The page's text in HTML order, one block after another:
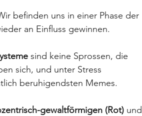
befinden uns in einer Phase der
an Einfluss gewinnen.
sind keine Sprossen, die
sich, und unter Stress
beruhigendsten Memes.
gewaltförmigen (Rot) und